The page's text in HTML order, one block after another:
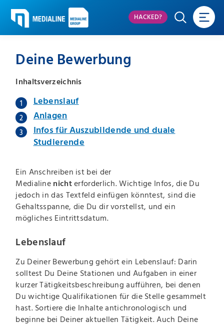
HACKED?
Deine Bewerbung
Inhaltsverzeichnis
Lebenslauf
Anlagen
Infos für Auszubildende und duale
Studierende
Ein Anschreiben ist bei der
Medialine nichterforderlich. Wichtige Infos, die Du
jedoch in das Textfeld einfügen könntest, sind die
Gehaltsspanne, die Du dir vorstellst, und ein
mögliches Eintrittsdatum.
Lebenslauf
Zu Deiner Bewerbung gehört ein Lebenslauf: Darin
solltest Du Deine Stationen und Aufgaben in einer
kurzer Tätigkeitsbeschreibung aufführen, bei denen
Du wichtige Qualifikationen für die Stelle gesammelt
hast. Sortiere die Inhalte antichronologisch und
beginne bei Deiner aktuellen Tätigkeit. Auch Deine